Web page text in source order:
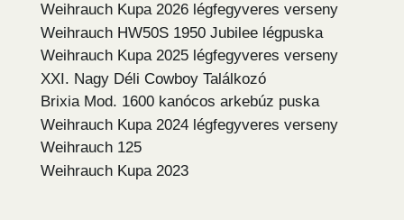
Weihrauch Kupa 2026 légfegyveres verseny
Weihrauch HW50S 1950 Jubilee légpuska
Weihrauch Kupa 2025 légfegyveres verseny
XXI. Nagy Déli Cowboy Találkozó
Brixia Mod. 1600 kanócos arkebúz puska
Weihrauch Kupa 2024 légfegyveres verseny
Weihrauch 125
Weihrauch Kupa 2023